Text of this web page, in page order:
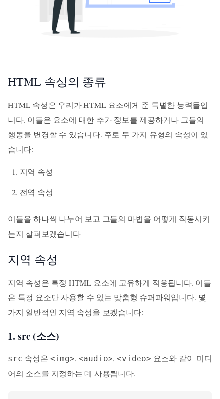
HTML 속성의 종류
HTML 속성은 우리가 HTML 요소에게 준 특별한 능력들입
니다. 이들은 요소에 대한 추가 정보를 제공하거나 그들의
행동을 변경할 수 있습니다. 주로 두 가지 유형의 속성이 있
습니다:
지역 속성
전역 속성
이들을 하나씩 나누어 보고 그들의 마법을 어떻게 작동시키
는지 살펴보겠습니다!
지역 속성
지역 속성은 특정 HTML 요소에 고유하게 적용됩니다. 이들
은 특정 요소만 사용할 수 있는 맞춤형 슈퍼파워입니다. 몇
가지 일반적인 지역 속성을 보겠습니다:
1. src (소스)
src 속성은 <img>, <audio>, <video> 요소와 같이 미디
어의 소스를 지정하는 데 사용됩니다.